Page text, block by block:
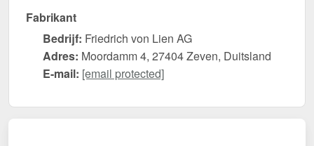
Fabrikant
Bedrijf: Friedrich von Lien AG
Adres: Moordamm 4, 27404 Zeven, Duitsland
E-mail: [email protected]